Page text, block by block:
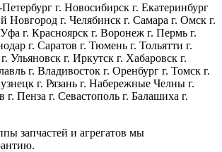
г. Новосибирск г. Екатеринбург
Новгород г. Челябинск г. Самара г. Омск г.
г. Красноярск г. Воронеж г. Пермь г.
г. Саратов г. Тюмень г. Тольятти г.
Ульяновск г. Иркутск г. Хабаровск г.
г. Владивосток г. Оренбург г. Томск г.
г. Рязань г. Набережные Челны г.
г. Пенза г. Севастополь г. Балашиха г.
запчастей и агрегатов мы